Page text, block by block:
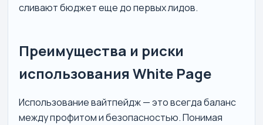
сливают бюджет еще до первых лидов.
Преимущества и риски
использования White Page
Использование вайтпейдж — это всегда баланс
между профитом и безопасностью. Понимая